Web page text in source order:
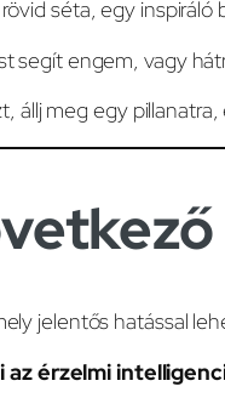
séta, egy inspiráló
segít engem, vagy
állj meg egy
jelentős hatással
érzelmi